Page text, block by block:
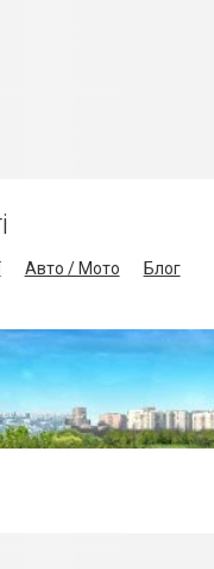
Авто / Мото
Блог